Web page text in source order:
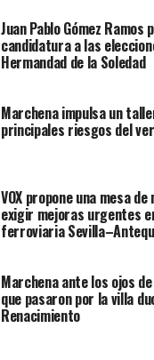
Juan Pablo Gómez
candidatura a las
Hermandad de la Soledad
Marchena impulsa un
principales riesgos del
VOX propone una mesa
exigir mejoras urgentes
ferroviaria
Marchena ante los ojos
que pasaron por la villa
Renacimiento